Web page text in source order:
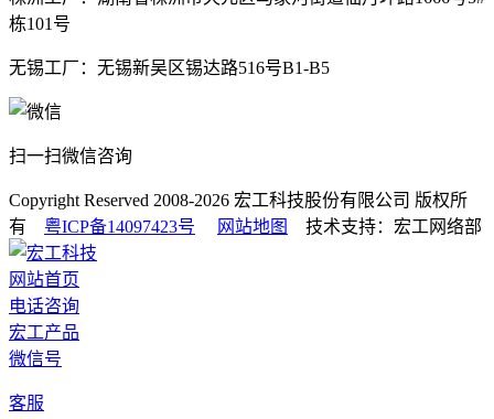
栋101号
无锡工厂：无锡新吴区锡达路516号B1-B5
扫一扫微信咨询
Copyright Reserved 2008-2026 宏工科技股份有限公司 版权所
有 粤ICP备14097423号 网站地图 技术支持：宏工网络部
网站首页
电话咨询
宏工产品
微信号
客服